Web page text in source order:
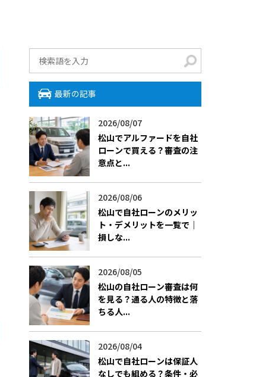
最新の記事
2026/08/07
松山でアルファードを自社
ローンで買える？審査の注
意点と...
2026/08/06
松山で自社ローンのメリッ
ト・デメリットを一覧で｜
損しな...
2026/08/05
松山の自社ローン審査は何
を見る？通る人の特徴と落
ちる人...
2026/08/04
松山で自社ローンは保証人
なしでも組める？条件・必